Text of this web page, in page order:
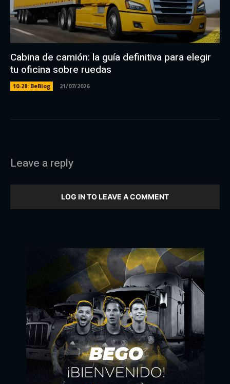
Cabina de camión: la guía definitiva para elegir
tu oficina sobre ruedas
10-28: BeBlog 21/07/2026
Leave a reply
LOG IN TO LEAVE A COMMENT